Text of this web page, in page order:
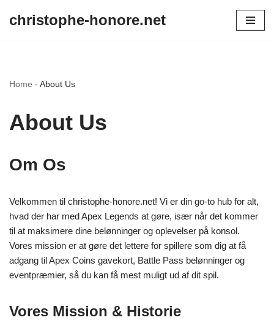
christophe-honore.net
Home - About Us
About Us
Om Os
Velkommen til christophe-honore.net! Vi er din go-to hub for alt,
hvad der har med Apex Legends at gøre, især når det kommer
til at maksimere dine belønninger og oplevelser på konsol.
Vores mission er at gøre det lettere for spillere som dig at få
adgang til Apex Coins gavekort, Battle Pass belønninger og
eventpræmier, så du kan få mest muligt ud af dit spil.
Vores Mission & Historie